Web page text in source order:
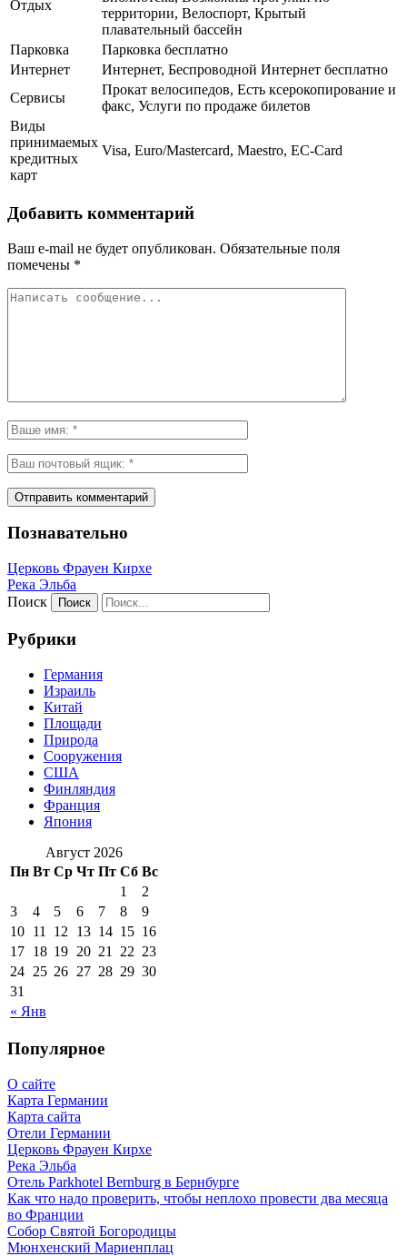
Отдых
территории, Велоспорт, Крытый
плавательный бассейн
Парковка
Парковка бесплатно
Интернет
Интернет, Беспроводной Интернет бесплатно
Сервисы
Прокат велосипедов, Есть ксерокопирование и
факс, Услуги по продаже билетов
Виды
принимаемых
кредитных
карт
Visa, Euro/Mastercard, Maestro, EC-Card
Добавить комментарий
Ваш e-mail не будет опубликован. Обязательные поля
помечены *
Познавательно
Церковь Фрауен Кирхе
Река Эльба
Поиск
Рубрики
Германия
Израиль
Китай
Площади
Природа
Сооружения
США
Финляндия
Франция
Япония
Август 2026
Пн Вт Ср Чт Пт Сб Вс
« Янв
1
2
3
4 5 6 7 8
9
10 11 12 13 14 15 16
17 18 19 20 21 22 23
24 25 26 27 28 29 30
31
Популярное
О сайте
Карта Германии
Карта сайта
Отели Германии
Церковь Фрауен Кирхе
Река Эльба
Отель Parkhotel Bernburg в Бернбурге
Как что надо проверить, чтобы неплохо провести два месяца
во Франции
Собор Святой Богородицы
Мюнхенский Мариенплац